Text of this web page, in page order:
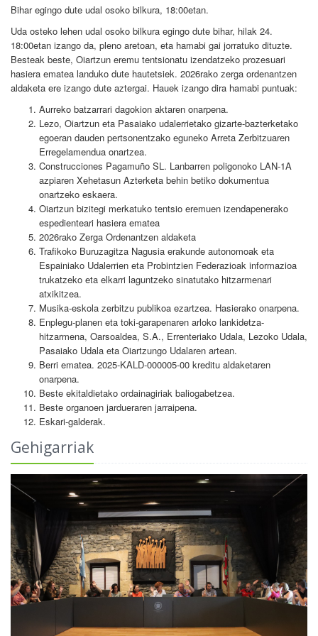
Bihar egingo dute udal osoko bilkura, 18:00etan.
Uda osteko lehen udal osoko bilkura egingo dute bihar, hilak 24.
18:00etan izango da, pleno aretoan, eta hamabi gai jorratuko dituzte.
Besteak beste, Oiartzun eremu tentsionatu izendatzeko prozesuari
hasiera ematea landuko dute hautetsiek. 2026rako zerga ordenantzen
aldaketa ere izango dute aztergai. Hauek izango dira hamabi puntuak:
Aurreko batzarrari dagokion aktaren onarpena.
Lezo, Oiartzun eta Pasaiako udalerrietako gizarte-bazterketako
egoeran dauden pertsonentzako eguneko Arreta Zerbitzuaren
Erregelamendua onartzea.
Construcciones Pagamuño SL. Lanbarren poligonoko LAN-1A
azpiaren Xehetasun Azterketa behin betiko dokumentua
onartzeko eskaera.
Oiartzun bizitegi merkatuko tentsio eremuen izendapenerako
espedienteari hasiera ematea
2026rako Zerga Ordenantzen aldaketa
Trafikoko Buruzagitza Nagusia erakunde autonomoak eta
Espainiako Udalerrien eta Probintzien Federazioak informazioa
trukatzeko eta elkarri laguntzeko sinatutako hitzarmenari
atxikitzea.
Musika-eskola zerbitzu publikoa ezartzea. Hasierako onarpena.
Enplegu-planen eta toki-garapenaren arloko lankidetza-
hitzarmena, Oarsoaldea, S.A., Errenteriako Udala, Lezoko Udala,
Pasaiako Udala eta Oiartzungo Udalaren artean.
Berri ematea. 2025-KALD-000005-00 kreditu aldaketaren
onarpena.
Beste ekitaldietako ordainagiriak baliogabetzea.
Beste organoen jardueraren jarraipena.
Eskari-galderak.
Gehigarriak